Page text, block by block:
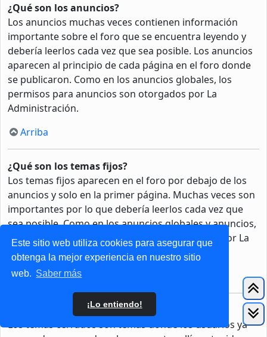
Este sitio web utiliza cookies para asegurar que
obtenga la mejor experiencia en nuestro sitio
web. Saber más
¡Lo entiendo!
¿Qué son los anuncios?
Los anuncios muchas veces contienen información
importante sobre el foro que se encuentra leyendo y
debería leerlos cada vez que sea posible. Los anuncios
aparecen al principio de cada página en el foro donde
se publicaron. Como en los anuncios globales, los
permisos para anuncios son otorgados por La
Administración.
Arriba
¿Qué son los temas fijos?
Los temas fijos aparecen en el foro por debajo de los
anuncios y solo en la primer página. Muchas veces son
importantes por lo que debería leerlos cada vez que
sea posible. Como en los anuncios globales y anuncios,
los permisos para fijar un tema son otorgados por La
Administración.
Arriba
¿Qué son los temas cerrados?
Los temas cerrados son temas donde los usuarios ya